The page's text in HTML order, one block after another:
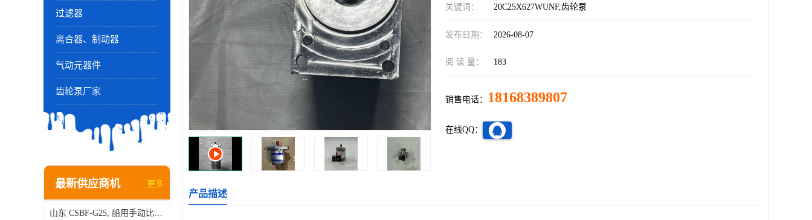
过滤器
离合器、制动器
气动元器件
齿轮泵厂家
最新供应商机 更多
山东 CSBF-G25, 船用手动比例流量方向复合阀
关键词： 20C25X627WUNF,齿轮泵
发布日期： 2026-08-07
阅 读 量： 183
销售电话： 18168389807
在线QQ：
产品描述